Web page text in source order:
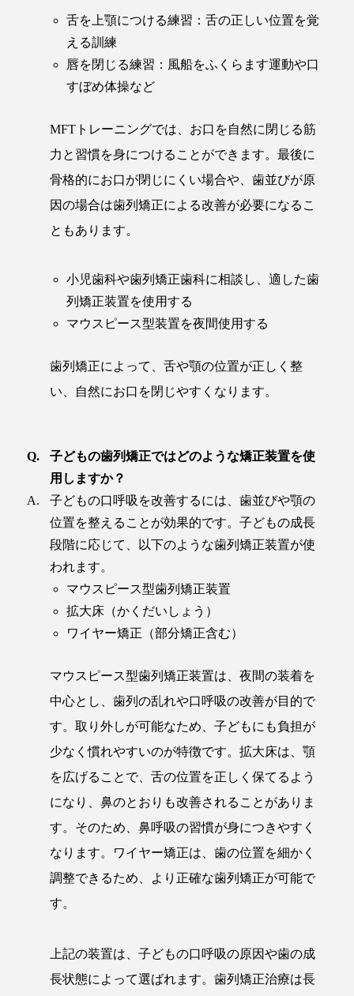
舌を上顎につける練習：舌の正しい位置を覚
える訓練
唇を閉じる練習：風船をふくらます運動や口
すぼめ体操など
MFTトレーニングでは、お口を自然に閉じる筋
力と習慣を身につけることができます。最後に
骨格的にお口が閉じにくい場合や、歯並びが原
因の場合は歯列矯正による改善が必要になるこ
ともあります。
小児歯科や歯列矯正歯科に相談し、適した歯
列矯正装置を使用する
マウスピース型装置を夜間使用する
歯列矯正によって、舌や顎の位置が正しく整
い、自然にお口を閉じやすくなります。
子どもの歯列矯正ではどのような矯正装置を使
用しますか？
子どもの口呼吸を改善するには、歯並びや顎の
位置を整えることが効果的です。子どもの成長
段階に応じて、以下のような歯列矯正装置が使
われます。
マウスピース型歯列矯正装置
拡大床（かくだいしょう）
ワイヤー矯正（部分矯正含む）
マウスピース型歯列矯正装置は、夜間の装着を
中心とし、歯列の乱れや口呼吸の改善が目的で
す。取り外しが可能なため、子どもにも負担が
少なく慣れやすいのが特徴です。拡大床は、顎
を広げることで、舌の位置を正しく保てるよう
になり、鼻のとおりも改善されることがありま
す。そのため、鼻呼吸の習慣が身につきやすく
なります。ワイヤー矯正は、歯の位置を細かく
調整できるため、より正確な歯列矯正が可能で
す。
上記の装置は、子どもの口呼吸の原因や歯の成
長状態によって選ばれます。歯列矯正治療は長